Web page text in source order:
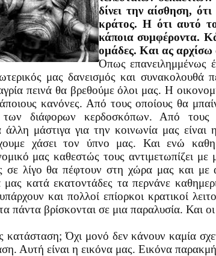
δίνει την αίσθηση,
κράτος. Η ότι αυτό
κάποια συμφέροντα.
ομάδες. Και ας αρχίσω
Όπως επανειλημμένως
μας δανεισμός και συνακολουθά
πεινά θα βρεθούμε όλοι μας. Η
κανόνες. Από τους οποίους θα
διάφορων κερδοσκόπων. Από τους
άλλη μάστιγα για την κοινωνία μας
χάσει τον ύπνο μας. Και ενώ
μας καθεστώς τους αντιμετωπίζει με
σε λίγο θα πέφτουν στη χώρα μας και με
κατά εκατοντάδες τα περνάνε
και πολλοί επίορκοι κρατικοί
πάντα βρίσκονται σε μια παραλυσία. Και
κατάσταση; Όχι μονό δεν κάνουν καμία
Αυτή είναι η εικόνα μας. Εικόνα